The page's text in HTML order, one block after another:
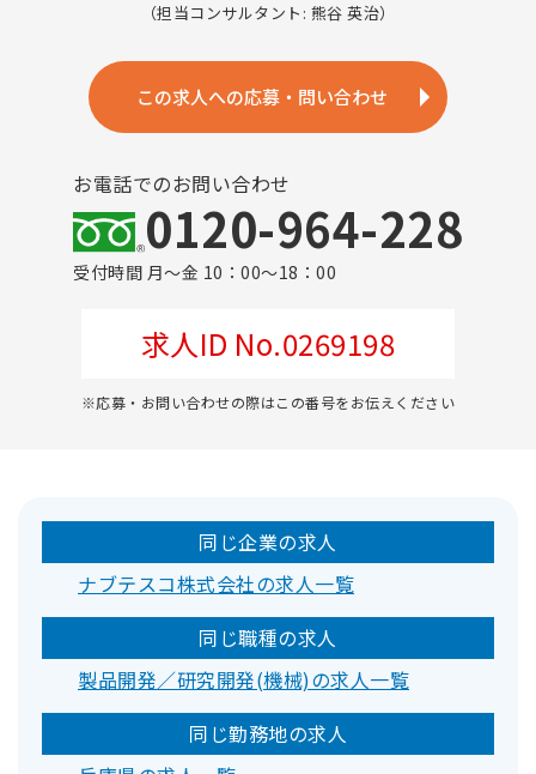
（担当コンサルタント: 熊谷 英治）
この求人への応募・問い合わせ
お電話でのお問い合わせ
0120-964-228
受付時間 月～金 10：00～18：00
求人ID No.0269198
※応募・お問い合わせの際はこの番号をお伝えください
同じ企業の求人
ナブテスコ株式会社の求人一覧
同じ職種の求人
製品開発／研究開発(機械)の求人一覧
同じ勤務地の求人